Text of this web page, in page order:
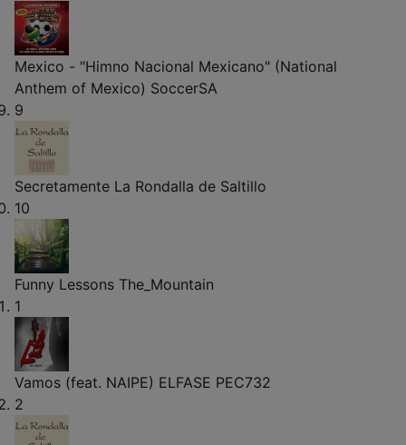
Mexico - "Himno Nacional Mexicano" (National
Anthem of Mexico) SoccerSA
9
Secretamente La Rondalla de Saltillo
10
Funny Lessons The_Mountain
1
Vamos (feat. NAIPE) ELFASE PEC732
2